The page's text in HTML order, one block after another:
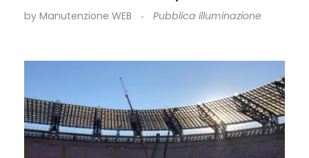
by Manutenzione WEB Pubblica illuminazione